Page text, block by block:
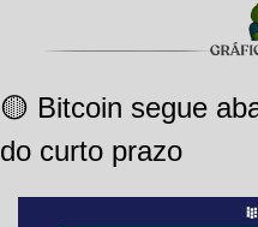
🟡 Bitcoin segue
do curto prazo